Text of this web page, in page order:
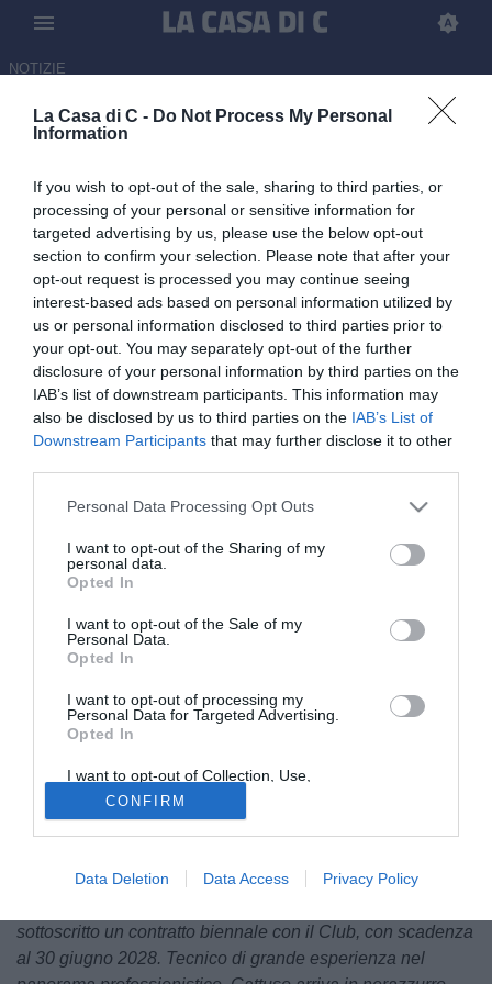
La Casa di C - Do Not Process My Personal
Information
If you wish to opt-out of the sale, sharing to third parties, or
processing of your personal or sensitive information for
targeted advertising by us, please use the below opt-out
section to confirm your selection. Please note that after your
opt-out request is processed you may continue seeing
interest-based ads based on personal information utilized by
us or personal information disclosed to third parties prior to
your opt-out. You may separately opt-out of the further
disclosure of your personal information by third parties on the
IAB’s list of downstream participants. This information may
also be disclosed by us to third parties on the IAB’s List of
Downstream Participants that may further disclose it to other
Personal Data Processing Opt Outs
I want to opt-out of the Sharing of my
personal data.
Opted In
I want to opt-out of the Sale of my
Personal Data.
Opted In
I want to opt-out of processing my
Personal Data for Targeted Advertising.
Opted In
I want to opt-out of Collection, Use,
Retention, Sale, and/or Sharing of my
Personal Data that Is Unrelated with the
Purposes for which it was collected.
Opted Out
CONFIRM
Data Deletion Data Access Privacy Policy
NOTIZIE
Renate, adesso è anche
nuovo allenatore nerazzurro
UFFICIALE
04.06.2026 17:07 di Redazione
Il comunicato ufficiale del club nerazzzurro.
© foto di Matteo Gribaudi/Image Sport
pagina: il club nerazzurro ha ufficializzato Giacomo
Gattusocome nuovo allenatore.
Come vi avevamo
Novara e Como che ha firmato un contratto biennale, fino
comunica di aver affidato – a partire dal 1° luglio – la guida
sottoscritto un contratto biennale con il Club, con scadenza
al 30 giugno 2028. Tecnico di grande esperienza nel